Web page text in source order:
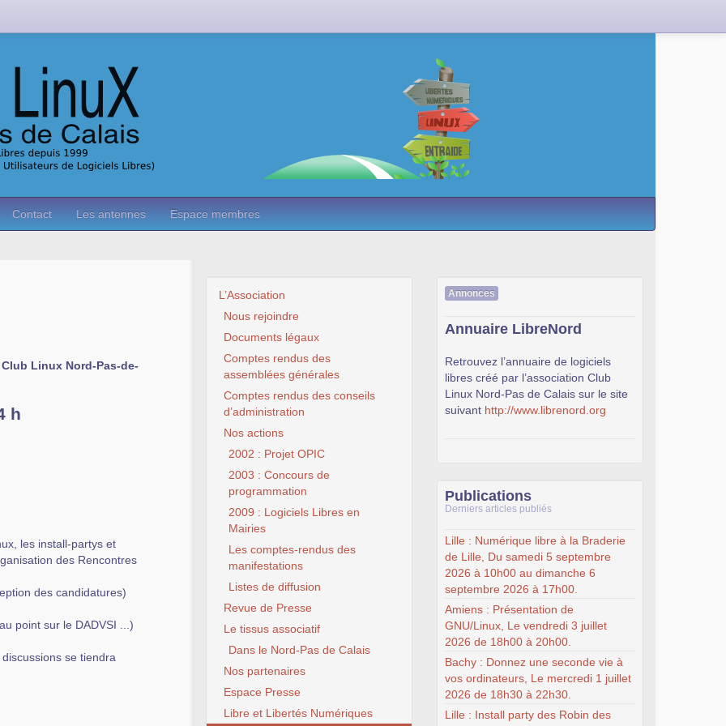
Contact Les antennes Espace membres
Linux Nord-Pas-de-
h
les install-partys et
des Rencontres
des candidatures)
point sur le DADVSI ...)
se tiendra
L’Association
Nous rejoindre
Documents légaux
Comptes rendus des
assemblées générales
Comptes rendus des conseils
d’administration
Nos actions
2002 : Projet OPIC
2003 : Concours de
programmation
2009 : Logiciels Libres en
Mairies
Les comptes-rendus des
manifestations
Listes de diffusion
Revue de Presse
Le tissus associatif
Dans le Nord-Pas de Calais
Nos partenaires
Espace Presse
Libre et Libertés Numériques
Annonces
Annuaire LibreNord
Retrouvez l’annuaire de logiciels
libres créé par l’association Club
Linux Nord-Pas de Calais sur le site
suivant http://www.librenord.org
Publications
Derniers articles publiés
Lille : Numérique libre à la Braderie
de Lille, Du samedi 5 septembre
2026 à 10h00 au dimanche 6
septembre 2026 à 17h00.
Amiens : Présentation de
GNU/Linux, Le vendredi 3 juillet
2026 de 18h00 à 20h00.
Bachy : Donnez une seconde vie à
vos ordinateurs, Le mercredi 1 juillet
2026 de 18h30 à 22h30.
Lille : Install party des Robin des